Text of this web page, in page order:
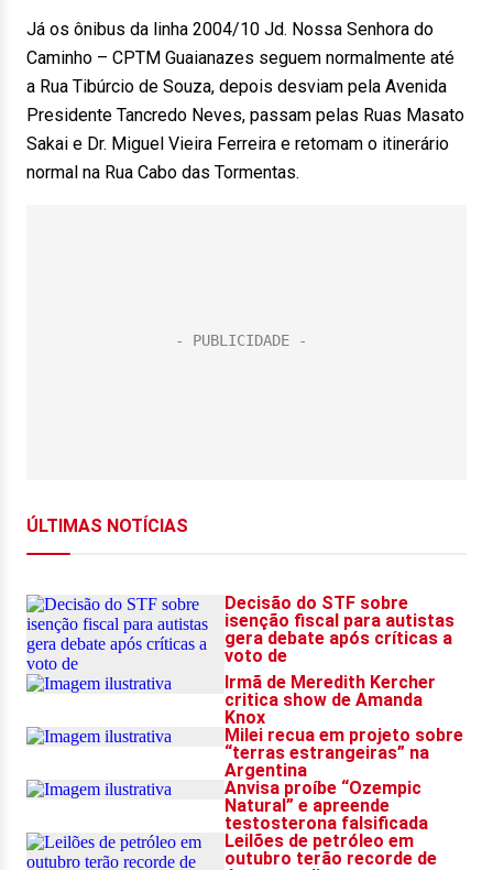
Já os ônibus da linha 2004/10 Jd. Nossa Senhora do
Caminho – CPTM Guaianazes seguem normalmente até
a Rua Tibúrcio de Souza, depois desviam pela Avenida
Presidente Tancredo Neves, passam pelas Ruas Masato
Sakai e Dr. Miguel Vieira Ferreira e retomam o itinerário
normal na Rua Cabo das Tormentas.